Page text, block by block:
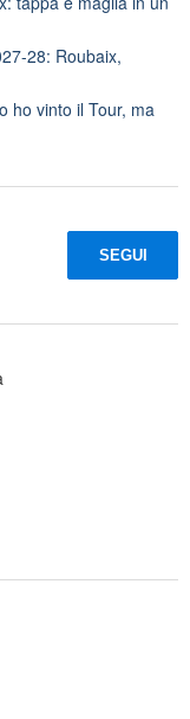
28: Roubaix,
ho vinto il Tour, ma
SEGUI